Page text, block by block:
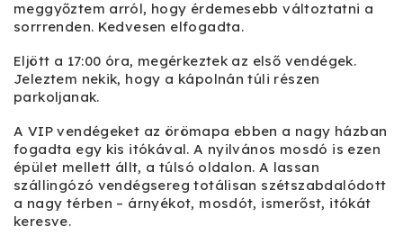
meggyőztem arról, hogy érdemesebb változtatni a
sorrrenden. Kedvesen elfogadta.
Eljött a 17:00 óra, megérkeztek az első vendégek.
Jeleztem nekik, hogy a kápolnán túli részen
parkoljanak.
A VIP vendégeket az örömapa ebben a nagy házban
fogadta egy kis itókával. A nyilvános mosdó is ezen
épület mellett állt, a túlsó oldalon. A lassan
szállingózó vendégsereg totálisan szétszabdalódott
a nagy térben – árnyékot, mosdót, ismerőst, itókát
keresve.